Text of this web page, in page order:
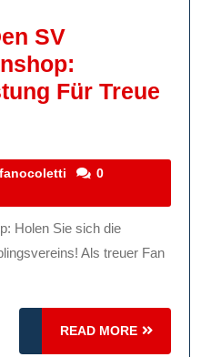
SV
Für Treue
stefanocoletti
0
Als treuer Fan
READ MORE
READ
MORE